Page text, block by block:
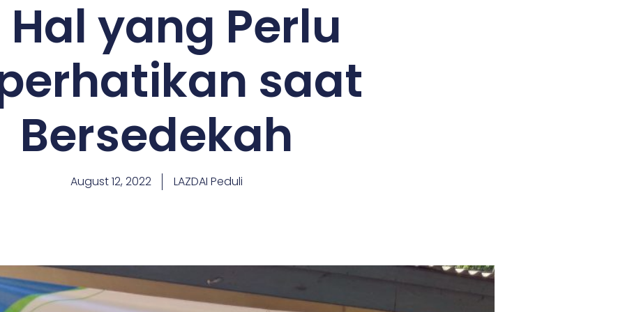
yang Perlu
saat
Bersedekah
August 12, 2022 LAZDAI Peduli